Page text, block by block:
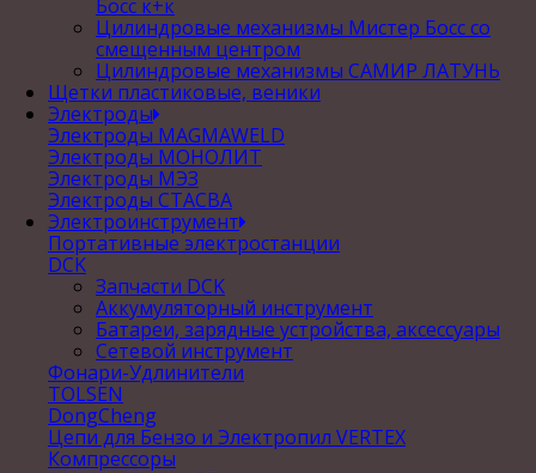
Босс к+к
Цилиндровые механизмы Мистер Босс со
смещенным центром
Цилиндровые механизмы САМИР ЛАТУНЬ
Щетки пластиковые, веники
Электроды
Электроды MAGMAWELD
Электроды МОНОЛИТ
Электроды МЭЗ
Электроды СТАСВА
Электроинструмент
Портативные электростанции
DCK
Запчасти DCK
Аккумуляторный инструмент
Батареи, зарядные устройства, аксессуары
Сетевой инструмент
Фонари-Удлинители
TOLSEN
DongCheng
Цепи для Бензо и Электропил VERTEX
Компрессоры